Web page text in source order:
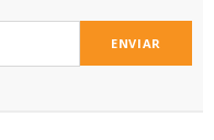
ENVIAR